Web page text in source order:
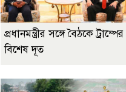
প্রধানমন্ত্রীর সঙ্গে বৈঠকে ট্রাম্পের
বিশেষ দূত